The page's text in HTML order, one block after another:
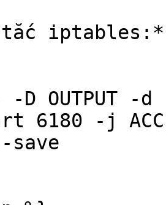
tắc iptables:*
D OUTPUT -
6180 -j
save